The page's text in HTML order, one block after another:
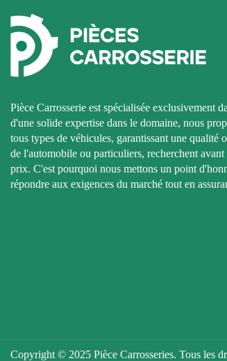
Pièce Carrosserie est spécialisée exclusivement
d'une solide expertise dans le domaine, nous
tous types de véhicules, garantissant une
de l'automobile ou particuliers, recherchent
prix. C'est pourquoi nous mettons un point
répondre aux exigences du marché tout en
Copyright © 2025 Pièce Carrosseries. Tous les